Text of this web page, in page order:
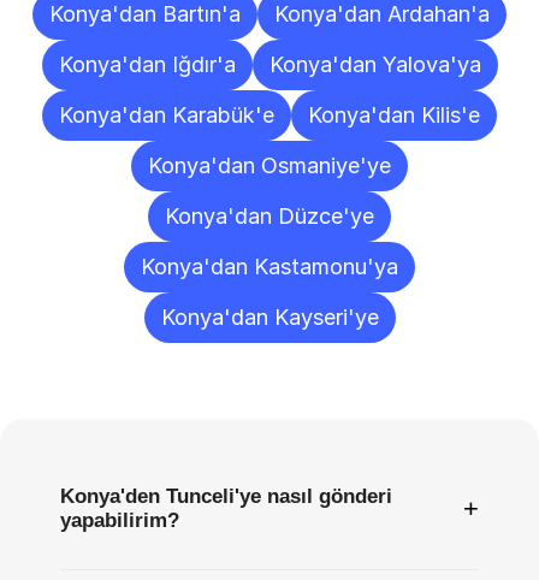
Konya'dan Bartın'a
Konya'dan Ardahan'a
Konya'dan Iğdır'a
Konya'dan Yalova'ya
Konya'dan Karabük'e
Konya'dan Kilis'e
Konya'dan Osmaniye'ye
Konya'dan Düzce'ye
Konya'dan Kastamonu'ya
Konya'dan Kayseri'ye
Konya'den Tunceli'ye nasıl gönderi
yapabilirim?
+